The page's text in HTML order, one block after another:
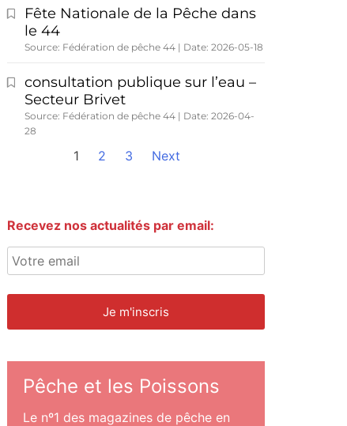
Fête Nationale de la Pêche dans
le 44
Source: Fédération de pêche 44 Date: 2026-05-18
consultation publique sur l’eau –
Secteur Brivet
Source: Fédération de pêche 44
Date: 2026-04-
28
1 2 3 Next
Recevez nos actualités par email:
Pêche et les Poissons
Le nº1 des magazines de pêche en